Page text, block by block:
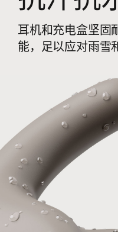
耳机和充电盒坚固
能，足以应对雨雪